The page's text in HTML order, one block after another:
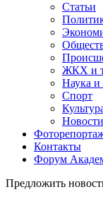
Статьи
ЖКХ и
Наука и
Спорт
Контакты
Форум
Предложить